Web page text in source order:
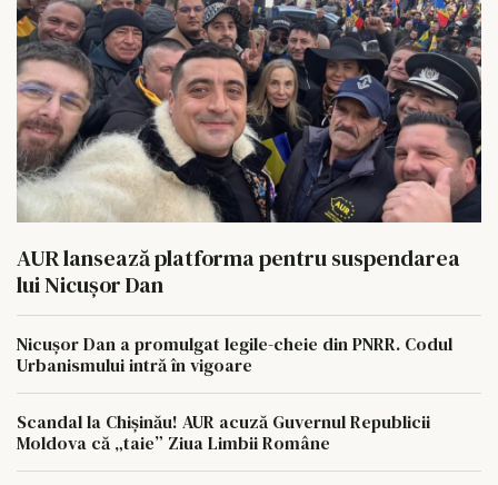
AUR lansează platforma pentru suspendarea
lui Nicușor Dan
Nicușor Dan a promulgat legile-cheie din PNRR. Codul
Urbanismului intră în vigoare
Scandal la Chișinău! AUR acuză Guvernul Republicii
Moldova că „taie” Ziua Limbii Române